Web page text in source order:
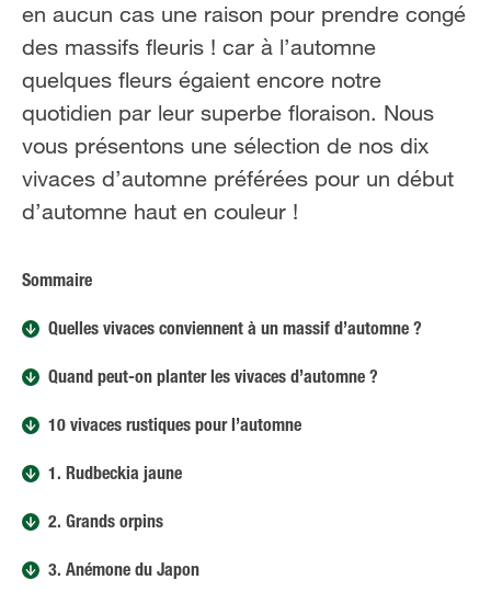
en aucun cas une raison pour prendre congé
des massifs fleuris ! car à l’automne
quelques fleurs égaient encore notre
quotidien par leur superbe floraison. Nous
vous présentons une sélection de nos dix
vivaces d’automne préférées pour un début
d’automne haut en couleur !
Sommaire
Quelles vivaces conviennent à un massif d’automne ?
Quand peut-on planter les vivaces d’automne ?
10 vivaces rustiques pour l’automne
1. Rudbeckia jaune
2. Grands orpins
3. Anémone du Japon